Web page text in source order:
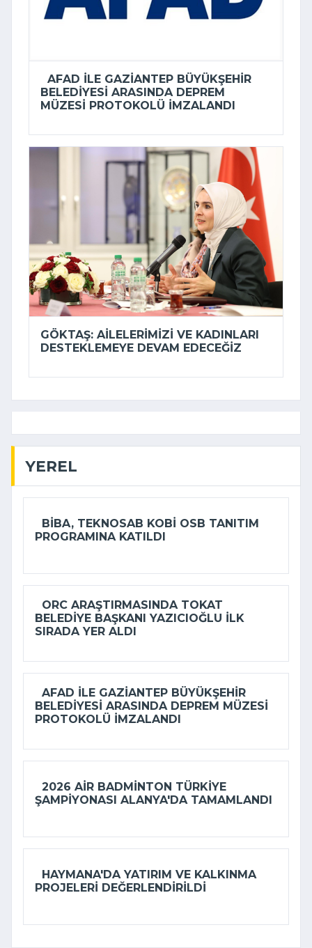
AFAD ILE GAZIANTEP BÜYÜKŞEHIR
BELEDIYESI ARASINDA DEPREM
MÜZESI PROTOKOLÜ IMZALANDI
GÖKTAŞ: AILELERIMIZI VE KADINLARI
DESTEKLEMEYE DEVAM EDECEĞIZ
YEREL
BIBA, TEKNOSAB KOBİ OSB TANITIM
PROGRAMINA KATILDI
ORC ARAŞTIRMASINDA TOKAT
BELEDIYE BAŞKANI YAZICIOĞLU ILK
SIRADA YER ALDI
AFAD ILE GAZIANTEP BÜYÜKŞEHIR
BELEDIYESI ARASINDA DEPREM MÜZESI
PROTOKOLÜ IMZALANDI
2026 AIR BADMINTON TÜRKIYE
ŞAMPIYONASI ALANYA'DA TAMAMLANDI
HAYMANA'DA YATIRIM VE KALKINMA
PROJELERI DEĞERLENDIRILDI